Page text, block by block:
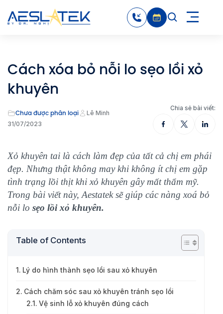
Cách xóa bỏ nỗi lo sẹo lồi xỏ
khuyên
Chưa được phân loại
Lê Minh
31/07/2023
Chia sẻ bài viết:
Xỏ khuyên tai là cách làm đẹp của tất cả chị em phái
đẹp. Nhưng thật không may khi không ít chị em gặp
tình trạng lồi thịt khi xỏ khuyên gây mất thẩm mỹ.
Trong bài viết này, Aestatek sẽ giúp các nàng xoá bỏ
nỗi lo sẹo lồi xỏ khuyên.
Table of Contents
Lý do hình thành sẹo lồi sau xỏ khuyên
Cách chăm sóc sau xỏ khuyên tránh sẹo lồi
Vệ sinh lỗ xỏ khuyên đúng cách